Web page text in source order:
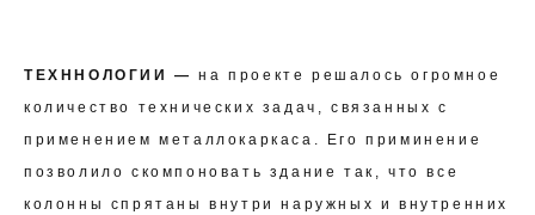
ТЕХННОЛОГИИ —на проекте решалось огромное
количество технических задач, связанных с
применением металлокаркаса.
Его приминение
позволило скомпоновать здание так, что все
колонны спрятаны внутри наружных и внутренних